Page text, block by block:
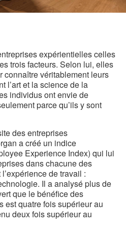
expérientielles celles
trois facteurs. Selon lui, elles
connaître véritablement leurs
l’art et la science de la
individus ont envie de
parce qu’ils y sont
des entreprises
a créé un indice
Experience Index) qui lui
dans chacune des
de travail :
Il a analysé plus de
que le bénéfice des
est quatre fois supérieur au
deux fois supérieur au